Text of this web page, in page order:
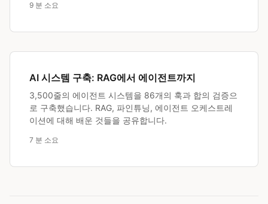
9 분 소요
AI 시스템 구축: RAG에서 에이전트까지
3,500줄의 에이전트 시스템을 86개의 훅과 합의 검증으
로 구축했습니다. RAG, 파인튜닝, 에이전트 오케스트레
이션에 대해 배운 것들을 공유합니다.
7 분 소요